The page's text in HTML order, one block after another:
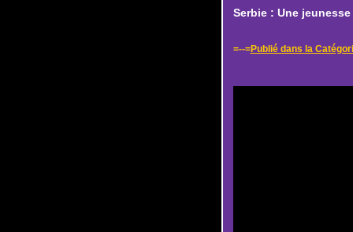
Serbie : Une
=--=Publié dans la